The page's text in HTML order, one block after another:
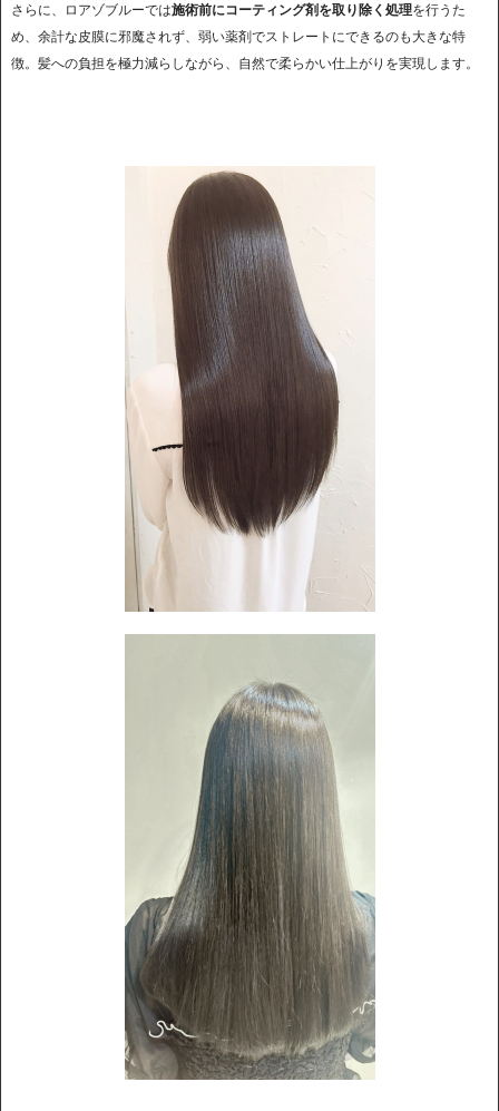
さらに、ロアゾブルーでは施術前にコーティング剤を取り除く処理を行うた
め、余計な皮膜に邪魔されず、弱い薬剤でストレートにできるのも大きな特
徴。髪への負担を極力減らしながら、自然で柔らかい仕上がりを実現します。